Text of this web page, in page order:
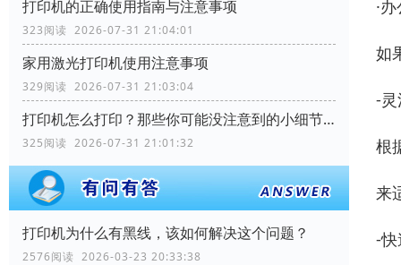
打印机的正确使用指南与注意事项
323阅读 2026-07-31 21:04:01
家用激光打印机使用注意事项
329阅读 2026-07-31 21:03:04
打印机怎么打印？那些你可能没注意到的小细节！
325阅读 2026-07-31 21:01:32
打印机为什么有黑线，该如何解决这个问题？
2576阅读 2026-03-23 20:33:38
·
如
-
根
来
-